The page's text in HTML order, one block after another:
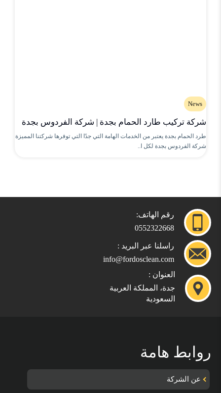
News
شركة تركيب طارد الحمام بجدة | شركة الفردوس بجدة
طرد الحمام بجدة يعتبر من الخدمات الهامة التي جدًا التي توفرها شركتنا المميزة
شركة الفردوس بجدة لكل ا..
رقم الهاتف:
0552322668
راسلنا عبر البريد :
info@fordosclean.com
العنوان :
جدة، المملكة العربية
السعودية
روابط هامة
عن الشركة